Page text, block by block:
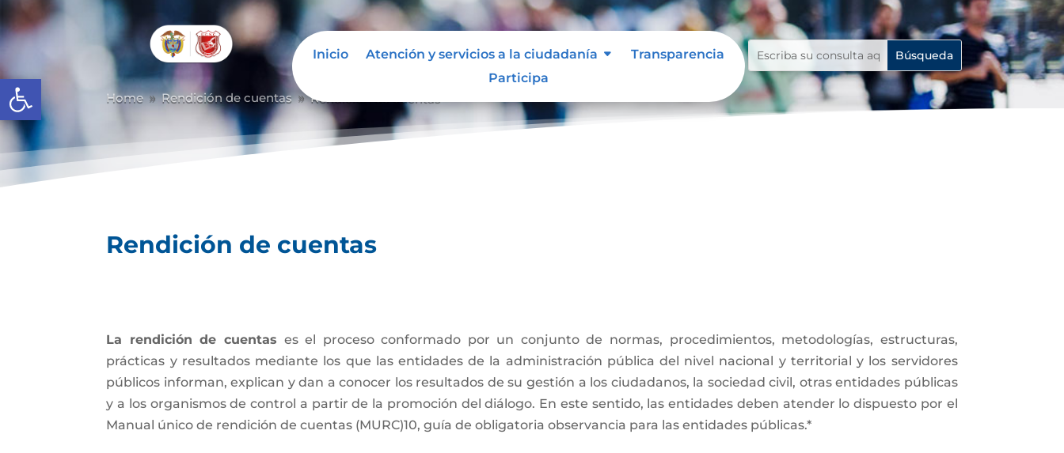
Abrir barra de herramientas
Inicio Atención y servicios a la ciudadanía
Transparencia
Participa
Home 9 Rendición de cuentas 9 Rendición de cuentas
Rendición de cuentas
La rendición de cuentas es el proceso conformado por un conjunto de normas, procedimientos, metodologías, estructuras,
prácticas y resultados mediante los que las entidades de la administración pública del nivel nacional y territorial y los servidores
públicos informan, explican y dan a conocer los resultados de su gestión a los ciudadanos, la sociedad civil, otras entidades públicas
y a los organismos de control a partir de la promoción del diálogo. En este sentido, las entidades deben atender lo dispuesto por el
Manual único de rendición de cuentas (MURC)10, guía de obligatoria observancia para las entidades públicas.*